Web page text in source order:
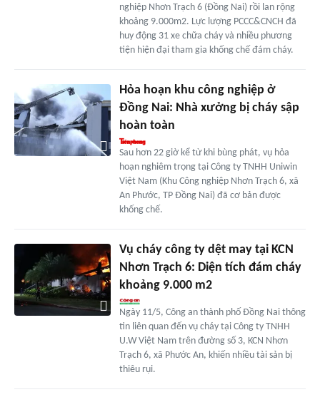
nghiệp Nhơn Trạch 6 (Đồng Nai) rồi lan rộng
khoảng 9.000m2. Lực lượng PCCC&CNCH đã
huy động 31 xe chữa cháy và nhiều phương
tiện hiện đại tham gia khống chế đám cháy.
Hỏa hoạn khu công nghiệp ở
Đồng Nai: Nhà xưởng bị cháy sập
hoàn toàn
Sau hơn 22 giờ kể từ khi bùng phát, vụ hỏa
hoạn nghiêm trọng tại Công ty TNHH Uniwin
Việt Nam (Khu Công nghiệp Nhơn Trạch 6, xã
An Phước, TP Đồng Nai) đã cơ bản được
khống chế.
Vụ cháy công ty dệt may tại KCN
Nhơn Trạch 6: Diện tích đám cháy
khoảng 9.000 m2
Ngày 11/5, Công an thành phố Đồng Nai thông
tin liên quan đến vụ cháy tại Công ty TNHH
U.W Việt Nam trên đường số 3, KCN Nhơn
Trạch 6, xã Phước An, khiến nhiều tài sản bị
thiêu rụi.